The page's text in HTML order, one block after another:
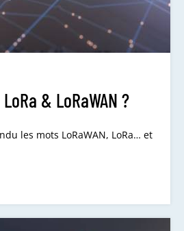
& LoRaWAN ?
les mots LoRaWAN, LoRa… et